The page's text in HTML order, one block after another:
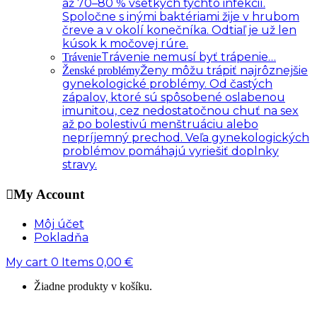
až 70–80 % všetkých týchto infekcií.
Spoločne s inými baktériami žije v hrubom
čreve a v okolí konečníka. Odtiaľ je už len
kúsok k močovej rúre.
TrávenieTrávenie nemusí byť trápenie…
Ženské problémyŽeny môžu trápiť najrôznejšie
gynekologické problémy. Od častých
zápalov, ktoré sú spôsobené oslabenou
imunitou, cez nedostatočnou chuť na sex
až po bolestivú menštruáciu alebo
nepríjemný prechod. Veľa gynekologických
problémov pomáhajú vyriešiť doplnky
stravy.
My Account
Môj účet
Pokladňa
My cart 0 Items 0,00 €
Žiadne produkty v košíku.